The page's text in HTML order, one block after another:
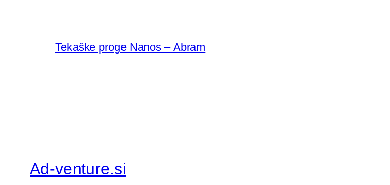
Tekaške proge Nanos – Abram
Ad-venture.si